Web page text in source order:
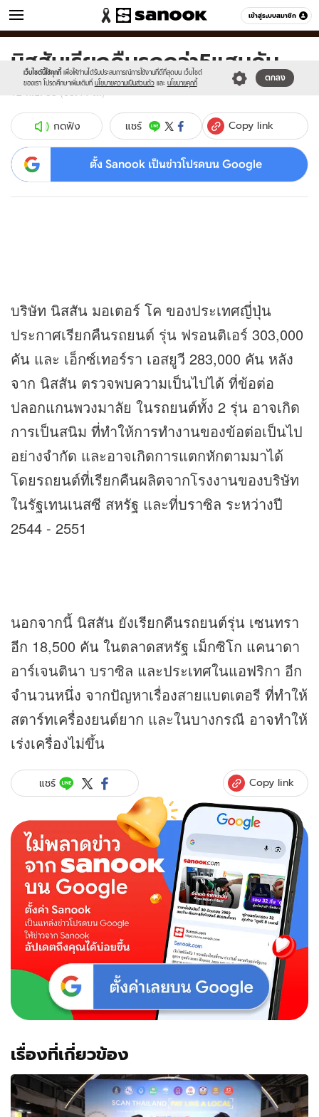
เข้าสู่ระบบสมาชิก
ข่าว หมวดอื่นๆ
เว็บไซต์นี้ใช้คุกกี้ เพื่อให้ท่านได้รับประสบการณ์การใช้งานที่ดีที่สุดบน เว็บไซต์
ของเรา โปรดศึกษาเพิ่มเติมที่ นโยบายความเป็นส่วนตัว และ นโยบายคุกกี้
ตกลง
Sanook
//s.isanook.com/sr/0/images/logo-
new-
sanook.png
600
60
นิสสันเรียกคืนรถกว่า5แสนคัน
12 พ.ย. 53 (08:44 น.)
กดฟัง แชร์ Copy link
ตั้ง Sanook เป็นข่าวโปรดบน Google
บริษัท นิสสัน มอเตอร์ โค ของประเทศญี่ปุ่น
ประกาศเรียกคืนรถยนต์ รุ่น ฟรอนติเอร์ 303,000
คัน และ เอ็กซ์เทอร์รา เอสยูวี 283,000 คัน หลัง
จาก นิสสัน ตรวจพบความเป็นไปได้ ที่ข้อต่อ
ปลอกแกนพวงมาลัย ในรถยนต์ทั้ง 2 รุ่น อาจเกิด
การเป็นสนิม ที่ทำให้การทำงานของข้อต่อเป็นไป
อย่างจำกัด และอาจเกิดการแตกหักตามมาได้
โดยรถยนต์ที่เรียกคืนผลิตจากโรงงานของบริษัท
ในรัฐเทนเนสซี สหรัฐ และที่บราซิล ระหว่างปี
2544 - 2551
นอกจากนี้ นิสสัน ยังเรียกคืนรถยนต์รุ่น เซนทรา
อีก 18,500 คัน ในตลาดสหรัฐ เม็กซิโก แคนาดา
อาร์เจนตินา บราซิล และประเทศในแอฟริกา อีก
จำนวนหนึ่ง จากปัญหาเรื่องสายแบตเตอรี ที่ทำให้
สตาร์ทเครื่องยนต์ยาก และในบางกรณี อาจทำให้
เร่งเครื่องไม่ขึ้น
แชร์ Copy link
เรื่องที่เกี่ยวข้อง